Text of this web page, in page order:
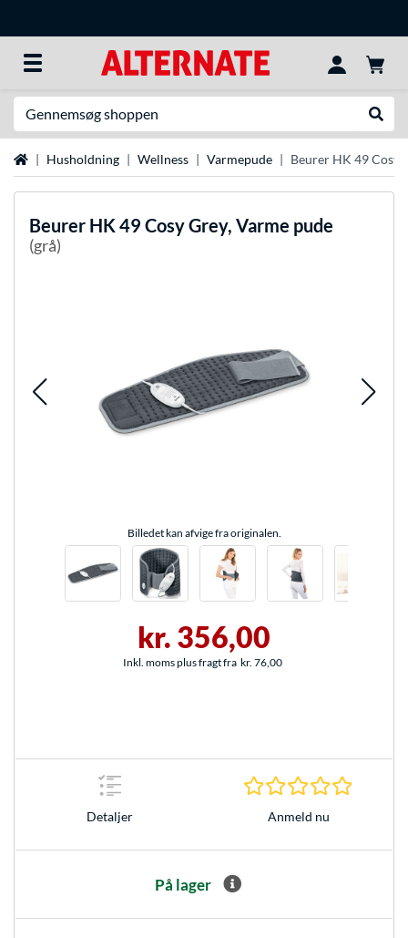
StartsideHusholdning Wellness Varmepude Beurer HK 49 Cosy
Beurer HK 49 Cosy Grey, Varme pude
(grå)
Billedet kan afvige fra originalen.
kr. 356,00
Inkl. moms plus fragt fra kr. 76,00
Detaljer Anmeld nu
På lager